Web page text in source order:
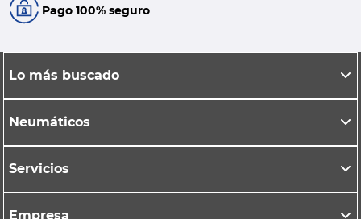
Pago 100% seguro
Lo más buscado
Neumáticos
Servicios
Empresa